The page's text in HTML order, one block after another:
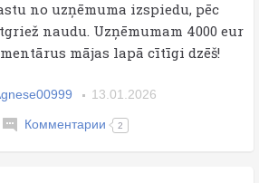
no uzņēmuma izspiedu, pēc
naudu. Uzņēmumam 4000 eur
mājas lapā cītīgi dzēš!
13.01.2026
Комментарии 2